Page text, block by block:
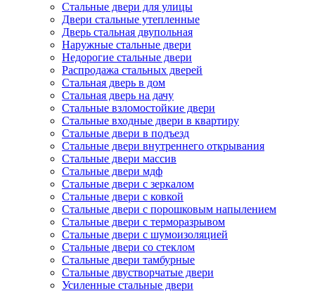
Стальные двери для улицы
Двери стальные утепленные
Дверь стальная двупольная
Наружные стальные двери
Недорогие стальные двери
Распродажа стальных дверей
Стальная дверь в дом
Стальная дверь на дачу
Стальные взломостойкие двери
Стальные входные двери в квартиру
Стальные двери в подъезд
Стальные двери внутреннего открывания
Стальные двери массив
Стальные двери мдф
Стальные двери с зеркалом
Стальные двери с ковкой
Стальные двери с порошковым напылением
Стальные двери с терморазрывом
Стальные двери с шумоизоляцией
Стальные двери со стеклом
Стальные двери тамбурные
Стальные двустворчатые двери
Усиленные стальные двери